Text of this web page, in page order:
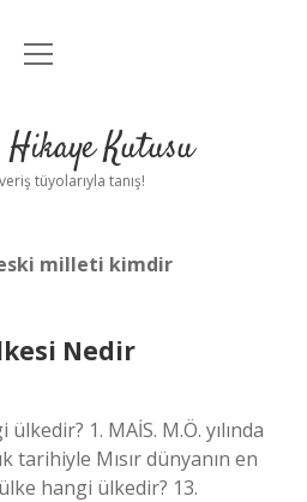
Anasayfa
Uyarı
menüyü
Kutusu
tüyolarıyla tanış!
eski milleti kimdir
Nedir
1. MAİS. M.Ö. yılında
tarihiyle Mısır dünyanın en
hangi ülkedir? 13.